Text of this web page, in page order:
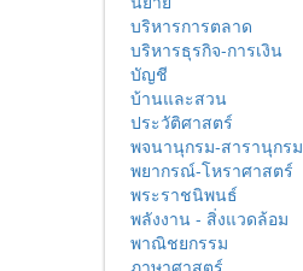
บริหารการตลาด
บริหารธุรกิจ-การเงิน
บัญชี
บ้านและสวน
ประวัติศาสตร์
พจนานุกรม-สารานุกรม
พยากรณ์-โหราศาสตร์
พระราชนิพนธ์
พลังงาน - สิ่งแวดล้อม
พาณิชยกรรม
ภาษาศาสตร์